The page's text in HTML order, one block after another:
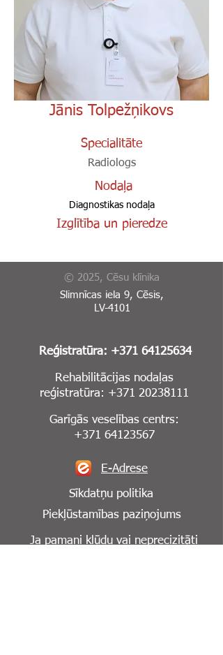
Jānis Tolpežņikovs
Specialitāte
Radiologs
Nodaļa
Diagnostikas nodaļa
Izglītība un pieredze
© 2025, Cēsu klīnika
Slimnīcas iela 9, Cēsis,
LV-4101
Reģistratūra: +371 64125634
Rehabilitācijas nodaļas
reģistratūra: +371 20238111
Garīgās veselības centrs:
+371 64123567
E-Adrese
Sīkdatņu politika
Piekļūstamības paziņojums
Ja pamani kļūdu vai neprecizitāti